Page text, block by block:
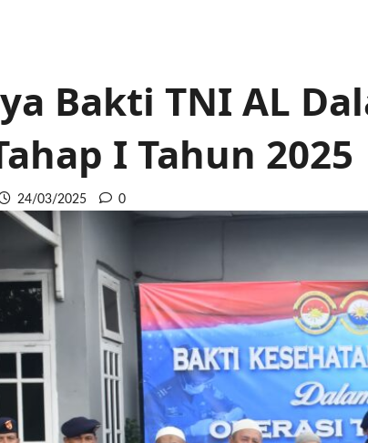
Bakti TNI AL
I Tahun 2025
24/03/2025 0